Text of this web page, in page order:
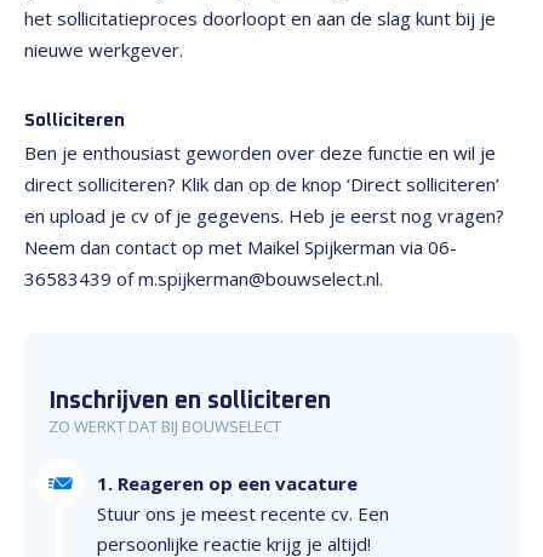
het sollicitatieproces doorloopt en aan de slag kunt bij je
nieuwe werkgever.
Solliciteren
Ben je enthousiast geworden over deze functie en wil je
direct solliciteren? Klik dan op de knop ‘Direct solliciteren’
en upload je cv of je gegevens. Heb je eerst nog vragen?
Neem dan contact op met Maikel Spijkerman via 06-
36583439 of m.spijkerman@bouwselect.nl.
Inschrijven en solliciteren
ZO WERKT DAT BIJ BOUWSELECT
1. Reageren op een vacature
Stuur ons je meest recente cv. Een
persoonlijke reactie krijg je altijd!